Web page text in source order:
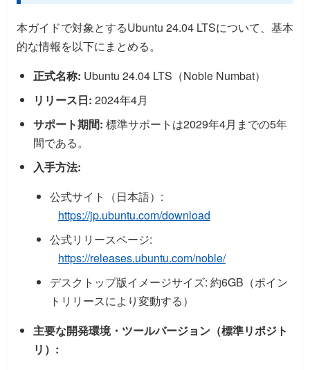
本ガイドで対象とするUbuntu 24.04 LTSについて、基本
的な情報を以下にまとめる。
正式名称: Ubuntu 24.04 LTS（Noble Numbat）
リリース日: 2024年4月
サポート期間: 標準サポートは2029年4月までの5年
間である。
入手方法:
公式サイト（日本語）:
https://jp.ubuntu.com/download
公式リリースページ:
https://releases.ubuntu.com/noble/
デスクトップ版イメージサイズ: 約6GB（ポイン
トリリースにより変動する）
主要な開発環境・ツールバージョン（標準リポジト
リ）: